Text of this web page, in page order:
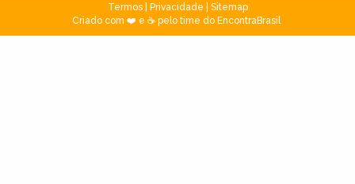
Termos| Privacidade
Sitemap
Criado com ❤️ e ☕ pelo time do EncontraBrasil